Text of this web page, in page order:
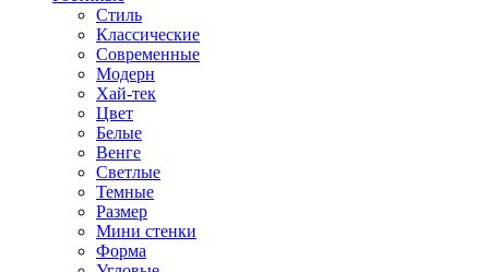
Стиль
Классические
Современные
Модерн
Хай-тек
Цвет
Белые
Венге
Светлые
Темные
Размер
Мини стенки
Форма